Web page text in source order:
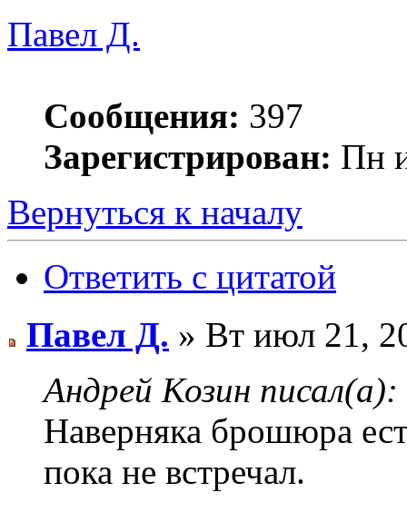
Павел Д.
Сообщения: 397
Зарегистрирован: Пн
Вернуться к началу
Ответить с цитатой
Павел Д. » Вт июл 21,
Андрей Козин писал(а):
Наверняка брошюра
пока не встречал.